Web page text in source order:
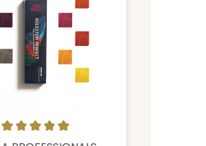
Bewertung von 5 von 5 Sternen